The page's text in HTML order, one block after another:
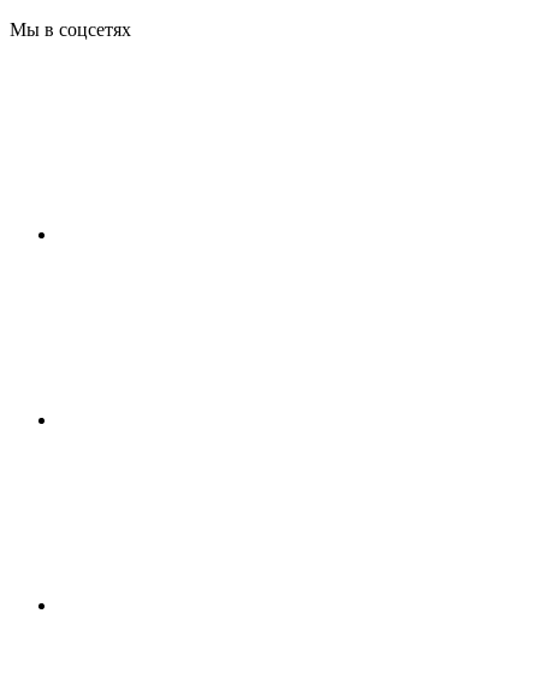
Мы в соцсетях